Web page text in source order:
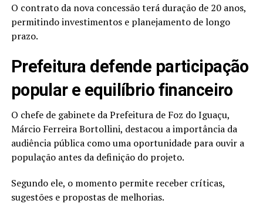
O contrato da nova concessão terá duração de 20 anos,
permitindo investimentos e planejamento de longo
prazo.
Prefeitura defende participação
popular e equilíbrio financeiro
O chefe de gabinete da Prefeitura de Foz do Iguaçu,
Márcio Ferreira Bortollini, destacou a importância da
audiência pública como uma oportunidade para ouvir a
população antes da definição do projeto.
Segundo ele, o momento permite receber críticas,
sugestões e propostas de melhorias.